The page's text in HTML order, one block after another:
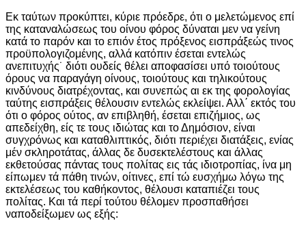
Εκ ταύτων προκύπτει, κύριε πρόεδρε, ότι ο μελετώμενος επί
της καταναλώσεως του οίνου φόρος δύναται μεν να γείνη
κατά το παρόν και το επιόν έτος πρόξενος εισπράξεώς τινος
προϋπολογιζομένης, αλλά κατόπιν έσεται εντελώς
ανεπιτυχής˙ διότι ουδείς θέλει αποφασίσει υπό τοιούτους
όρους να παραγάγη οίνους, τοιούτους και τηλικούτους
κινδύνους διατρέχοντας, και συνεπώς αι εκ της φορολογίας
ταύτης εισπράξεις θέλουσιν εντελώς εκλείψει. Αλλ΄ εκτός του
ότι ο φόρος ούτος, αν επιβληθή, έσεται επιζήμιος, ως
απεδείχθη, είς τε τους ιδιώτας και το Δημόσιον, είναι
συγχρόνως και καταθλιπτικός, διότι περιέχει διατάξεις, ενίας
μέν σκληροτάτας, άλλας δε δυσεκτελέστους και άλλας
εκθετούσας πάντας τους πολίτας εις τάς ιδιοτροπίας, ίνα μη
είπωμεν τά πάθη τινών, οίτινες, επί τώ ευσχήμω λόγω της
εκτελέσεως του καθήκοντος, θέλουσι καταπιέζει τους
πολίτας. Και τά περί τούτου θέλομεν προσπαθήσει
ναποδείξωμεν ως εξής: